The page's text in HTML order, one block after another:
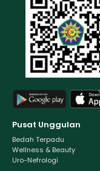
Pusat Unggulan
Bedah Terpadu
Wellness & Beauty
Uro-Nefrologi